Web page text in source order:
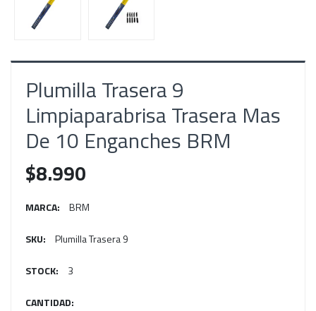
Plumilla Trasera 9
Limpiaparabrisa Trasera Mas
De 10 Enganches BRM
$8.990
MARCA: BRM
SKU: Plumilla Trasera 9
STOCK: 3
CANTIDAD: